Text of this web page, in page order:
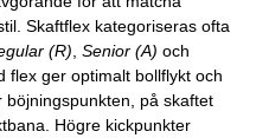
Skaftflex kategoriseras ofta
(R) Senior (A) och
flex ger optimalt bollflykt och
på skaftet
Högre kickpunkter